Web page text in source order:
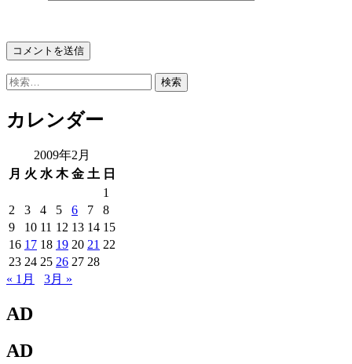
検
カレンダー
2009年2月
月 火 水 木 金 土 日
1
2
3 4 5 6 7
8
9
10 11 12 13 14 15
16 17 18 19 20 21 22
23 24 25 26 27 28
« 1月
3月 »
AD
AD